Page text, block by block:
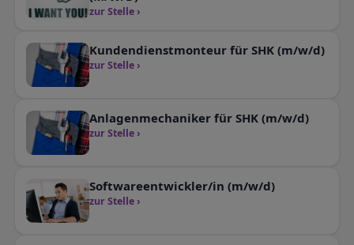
zur Stelle ›
Kundendienstmonteur für SHK (m/w/d)
zur Stelle ›
Anlagenmechaniker für SHK (m/w/d)
zur Stelle ›
Softwareentwickler/in (m/w/d)
zur Stelle ›